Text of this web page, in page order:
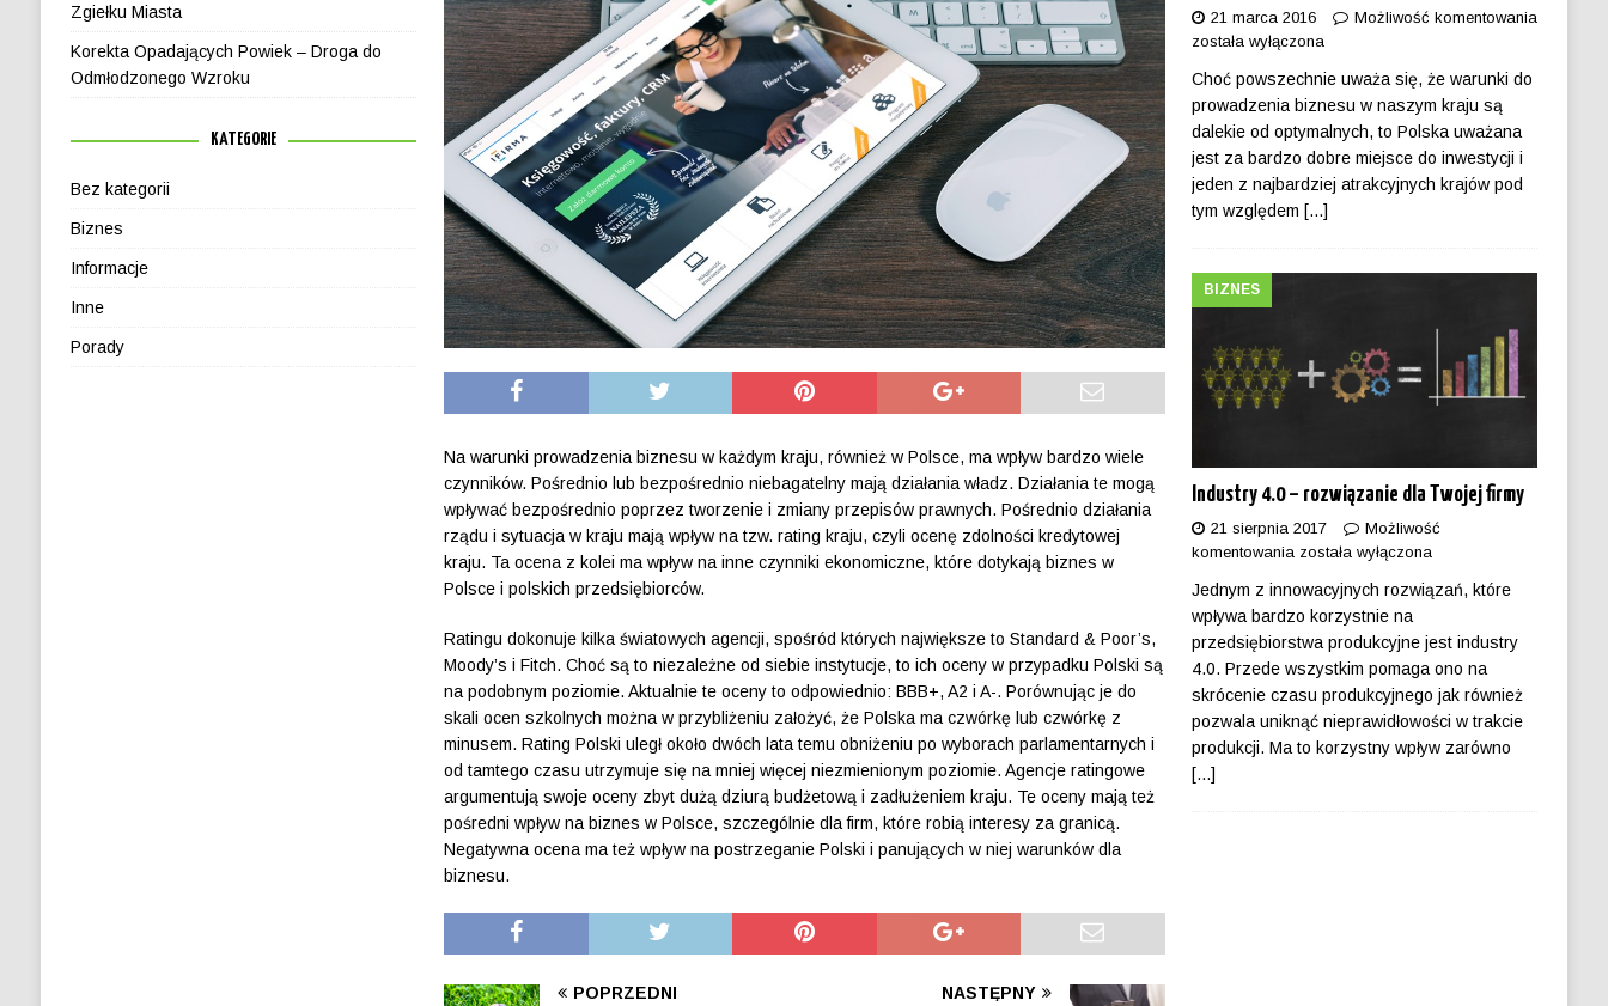
Na warunki prowadzenia biznesu w każdym kraju, również w Polsce, ma wpływ bardzo wiele
czynników. Pośrednio lub bezpośrednio niebagatelny mają działania władz. Działania te mogą
wpływać bezpośrednio poprzez tworzenie i zmiany przepisów prawnych. Pośrednio działania
rządu i sytuacja w kraju mają wpływ na tzw. rating kraju, czyli ocenę zdolności kredytowej
kraju. Ta ocena z kolei ma wpływ na inne czynniki ekonomiczne, które dotykają biznes w
Polsce i polskich przedsiębiorców.
Ratingu dokonuje kilka światowych agencji, spośród których największe to Standard & Poor’s,
Moody’s i Fitch. Choć są to niezależne od siebie instytucje, to ich oceny w przypadku Polski są
na podobnym poziomie. Aktualnie te oceny to odpowiednio: BBB+, A2 i A-. Porównując je do
skali ocen szkolnych można w przybliżeniu założyć, że Polska ma czwórkę lub czwórkę z
minusem. Rating Polski uległ około dwóch lata temu obniżeniu po wyborach parlamentarnych i
od tamtego czasu utrzymuje się na mniej więcej niezmienionym poziomie. Agencje ratingowe
argumentują swoje oceny zbyt dużą dziurą budżetową i zadłużeniem kraju. Te oceny mają też
pośredni wpływ na biznes w Polsce, szczególnie dla firm, które robią interesy za granicą.
Negatywna ocena ma też wpływ na postrzeganie Polski i panujących w niej warunków dla
biznesu.
POPRZEDNI NASTĘPNY
Zgiełku Miasta
Korekta Opadających Powiek – Droga do
Odmłodzonego Wzroku
KATEGORIE
Bez kategorii
Biznes
Informacje
Inne
Porady
21 marca 2016
Możliwość komentowania
została wyłączona
Choć powszechnie uważa się, że warunki do
prowadzenia biznesu w naszym kraju są
dalekie od optymalnych, to Polska uważana
jest za bardzo dobre miejsce do inwestycji i
jeden z najbardziej atrakcyjnych krajów pod
tym względem [...]
Industry 4.0 – rozwiązanie dla Twojej firmy
BIZNES
21 sierpnia 2017
Możliwość
komentowania została wyłączona
Jednym z innowacyjnych rozwiązań, które
wpływa bardzo korzystnie na
przedsiębiorstwa produkcyjne jest industry
4.0. Przede wszystkim pomaga ono na
skrócenie czasu produkcyjnego jak również
pozwala uniknąć nieprawidłowości w trakcie
produkcji. Ma to korzystny wpływ zarówno
[...]